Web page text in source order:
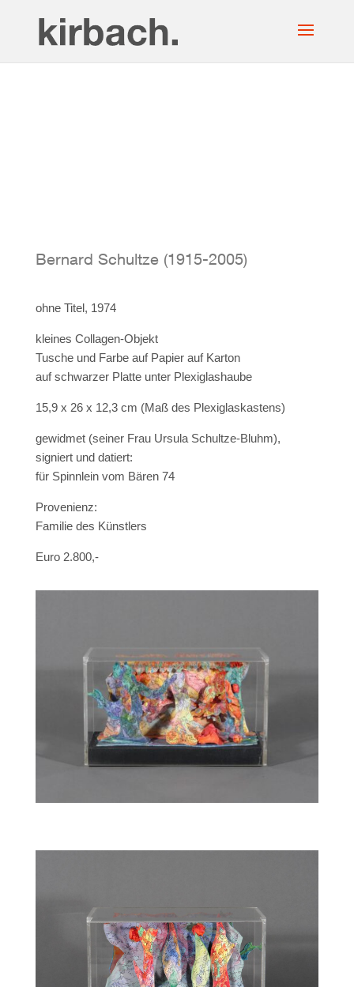
Bernard Schultze (1915-2005)
ohne Titel, 1974
kleines Collagen-Objekt
Tusche und Farbe auf Papier auf Karton
auf schwarzer Platte unter Plexiglashaube
15,9 x 26 x 12,3 cm (Maß des Plexiglaskastens)
gewidmet (seiner Frau Ursula Schultze-Bluhm),
signiert und datiert:
für Spinnlein vom Bären 74
Provenienz:
Familie des Künstlers
Euro 2.800,-